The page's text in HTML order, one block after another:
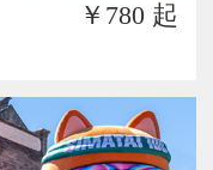
￥780 起